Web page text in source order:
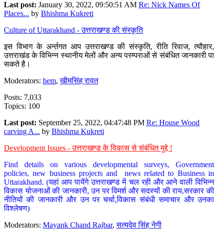
Last post: January 30, 2022, 09:50:51 AM Re: Nick Names Of
Places... by Bhishma Kukreti
Culture of Uttarakhand - उत्तराखण्ड की संस्कृति
इस विभाग के अर्न्तगत आप उत्तराखण्ड की संस्कृति, रीति रिवाज, त्यौहार,
उत्तराखंड के विभिन्न स्थानीय मेलों और अन्य परम्पराओं से संबंधित जानकारी पा
सकते है।
Moderators: hem,खीमसिंह रावत
Posts: 7,033
Topics: 100
Last post: September 25, 2022, 04:47:48 PM Re: House Wood
carving A... by Bhishma Kukreti
Development Issues - उत्तराखण्ड के विकास से संबंधित मुद्दे !
Find details on various developmental surveys, Government
policies, new business projects and news related to Business in
Uttarakhand. (यहां आप पायेंगे उत्तराखण्ड में चल रही और आने वाली विभिन्न
विकास योजनाओं की जानकारी, उन पर विमर्श और सदस्यों की राय,सरकार की
नीतियों की जानकारी और उन पर चर्चा,विकास संबंधी समाचार और उनका
विश्लेषण)
Moderators: Mayank Chand Rajbar,सत्यदेव सिंह नेगी